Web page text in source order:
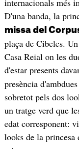
internacionals més
D'una banda, la
missa del
plaça de Cibeles.
Casa Reial on les
d'estar presents
presència
sobretot pels dos
un tratge verd que
edat corresponent:
looks de la